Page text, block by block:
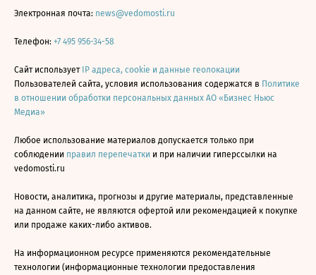
Электронная почта: news@vedomosti.ru
Телефон: +7 495 956-34-58
Сайт использует IP адреса, cookie и данные геолокации
Пользователей сайта, условия использования содержатся в Политике
в отношении обработки персональных данных АО «Бизнес Ньюс
Медиа»
Любое использование материалов допускается только при
соблюдении правил перепечатки и при наличии гиперссылки на
vedomosti.ru
Новости, аналитика, прогнозы и другие материалы, представленные
на данном сайте, не являются офертой или рекомендацией к покупке
или продаже каких-либо активов.
На информационном ресурсе применяются рекомендательные
технологии (информационные технологии предоставления